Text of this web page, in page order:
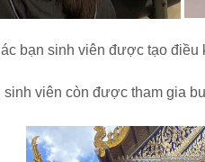
bạn sinh viên được tạo điều
viên còn được tham gia